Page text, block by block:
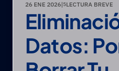
26 ENE 2026|5LECTURA BREVE
Datos: